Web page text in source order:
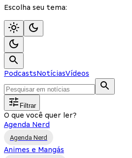
Escolha seu tema:
PodcastsNotíciasVídeos
Filtrar
O que você quer ler?
Agenda Nerd
Agenda Nerd
Animes e Mangás